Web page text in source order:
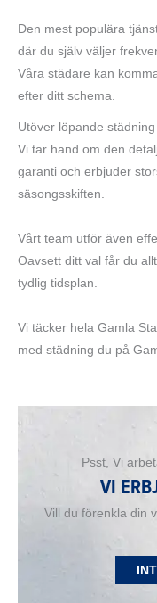
Den mest populära
där du själv väljer
Våra städare kan
efter ditt schema.
Utöver löpande
Vi tar hand om den
garanti och erbjuder
säsongsskiften.
Vårt team utför även
Oavsett ditt val får du
tydlig tidsplan.
Vi täcker hela Gamla
med städning du på
Psst, Vi
VI
Vill du förenkla din